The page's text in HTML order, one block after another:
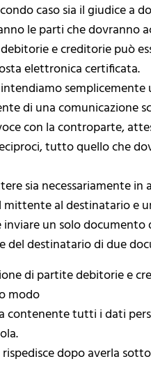
caso sia il giudice a
le parti che dovranno
e creditorie può
elettronica certificata.
di una comunicazione
con la controparte,
tutto quello che
sia necessariamente
al destinatario e
un solo
del destinatario di due
di partite debitorie e
modo
tutti i dati
dopo averla